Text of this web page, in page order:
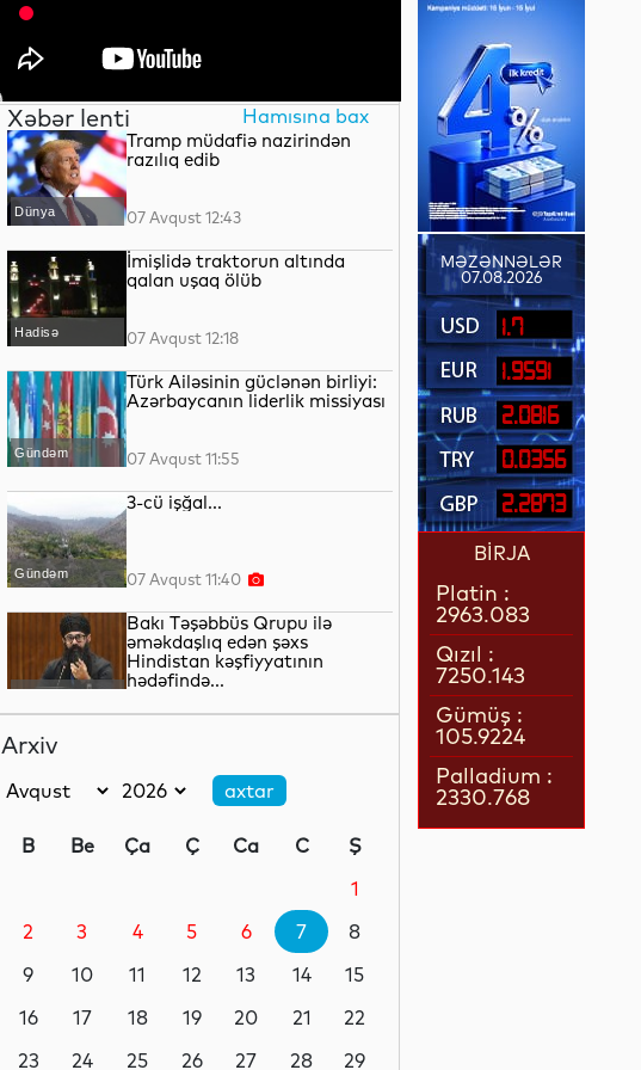
Xəbər lenti Hamısına bax
Dünya
Tramp müdafiə nazirindən
razılıq edib
07 Avqust 12:43
Hadisə
İmişlidə traktorun altında
qalan uşaq ölüb
07 Avqust 12:18
Gündəm
Türk Ailəsinin güclənən birliyi:
Azərbaycanın liderlik missiyası
07 Avqust 11:55
Gündəm
3-cü işğal...
07 Avqust 11:40
Siyasət
Bakı Təşəbbüs Qrupu ilə
əməkdaşlıq edən şəxs
Hindistan kəşfiyyatının
hədəfində...
qanunla tənzimlənəcək
Analitik 07 Avqust 10:30
Analitik
Razılaşma “qapıdadır”...
07 Avqust 10:05
Arxiv
B Be Ça Ç Ca C
Ş
1
2
3 4 5 6 7
8
9
10 11 12 13 14
15
16
17 18 19 20 21
22
23
24 25 26 27 28
29
MƏZƏNNƏLƏR
07.08.2026
1.7
1.9591
2.0816
0.0356
2.2873
BİRJA
Platin :
2963.083
Qızıl :
7250.143
Gümüş :
105.9224
Palladium :
2330.768